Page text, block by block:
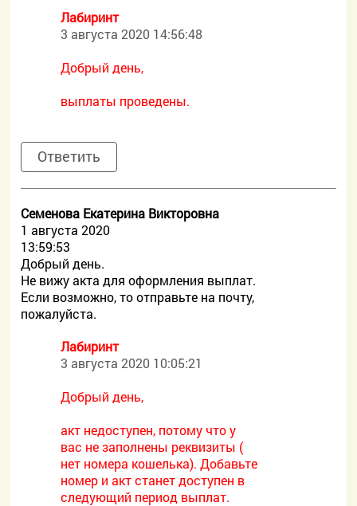
Лабиринт
3 августа 2020 14:56:48
Добрый день,
выплаты проведены.
Ответить
Семенова Екатерина Викторовна
1 августа 2020
13:59:53
Добрый день.
Не вижу акта для оформления выплат.
Если возможно, то отправьте на почту,
пожалуйста.
Лабиринт
3 августа 2020 10:05:21
Добрый день,
акт недоступен, потому что у
вас не заполнены реквизиты (
нет номера кошелька). Добавьте
номер и акт станет доступен в
следующий период выплат.